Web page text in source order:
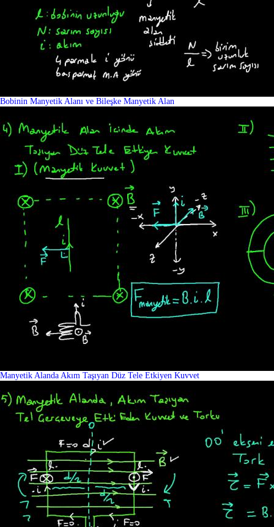
Bobinin Manyetik Alanı ve Bileşke Manyetik Alan
Manyetik Alanda Akım Taşıyan Düz Tele Etkiyen Kuvvet